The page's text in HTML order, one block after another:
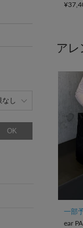
グラ
¥
アレ
一部
ear
OK